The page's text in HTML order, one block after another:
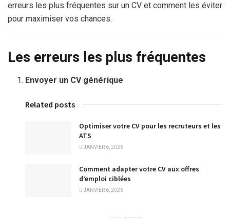
erreurs les plus fréquentes sur un CV et comment les éviter
pour maximiser vos chances.
Les erreurs les plus fréquentes
Envoyer un CV générique
Related posts
Optimiser votre CV pour les recruteurs et les
ATS
JANVIER 6, 2026
Comment adapter votre CV aux offres
d’emploi ciblées
JANVIER 6, 2026